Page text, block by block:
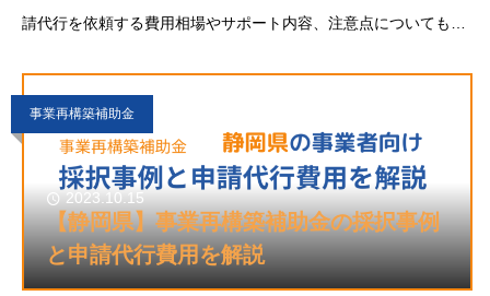
請代行を依頼する費用相場やサポート内容、注意点についても解
方の参考になれば幸いです。事業再構築補助金と
事業再構築補助金
2023.10.15
【静岡県】事業再構築補助金の採択事例
と申請代行費用を解説